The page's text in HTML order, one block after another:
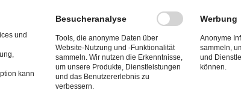
github-cat
grid
hd
heart-stroke
und
kann
Besucheranalyse
Tools, die anonyme Daten über
Website-Nutzung und -Funktionalität
sammeln. Wir nutzen die Erkenntnisse,
um unsere Produkte, Dienstleistungen
und das Benutzererlebnis zu
verbessern.
Werbung
Anonyme
sammeln,
und
können.